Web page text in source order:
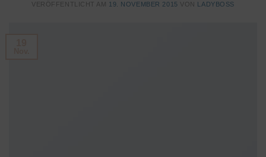
VERÖFFENTLICHT AM 19. NOVEMBER 2015 VON LADYBOSS